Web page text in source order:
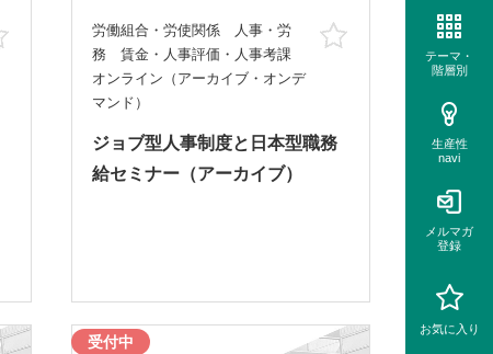
お気に入り労働組合・労使関係 人事・労
務 賃金・人事評価・人事考課
オンライン（アーカイブ・オンデ
マンド）
お気に入り
ジョブ型人事制度と日本型職務
給セミナー（アーカイブ）
受付中
テーマ・
階層別
生産性
navi
メルマガ
登録
お気に入り